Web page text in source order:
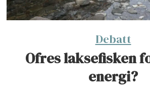
Debatt
Ofres laksefisken
energi?